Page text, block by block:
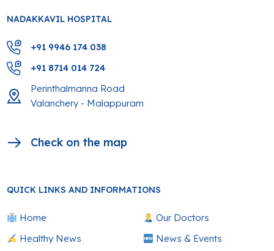
NADAKKAVIL HOSPITAL
+91 9946 174 038
+91 8714 014 724
Perinthalmanna Road
Valanchery - Malappuram
Check on the map
QUICK LINKS AND INFORMATIONS
Home
Our Doctors
Healthy News
News & Events